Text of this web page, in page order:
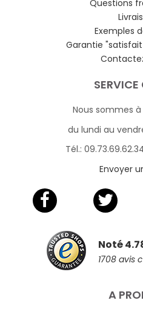
Questions
Exemples
Garantie
SERVICE
Nous sommes
du lundi au
Tél.:
Envoyer
Noté
1708 avis
A